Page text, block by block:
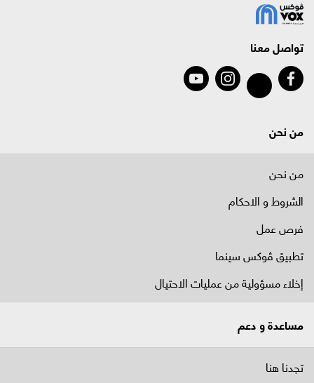
تواصل معنا
من نحن
من نحن
الشروط و الاحكام
فرص عمل
تطبيق ڤوكس سينما
إخلاء مسؤولية من عمليات الاحتيال
مساعدة و دعم
تجدنا هنا